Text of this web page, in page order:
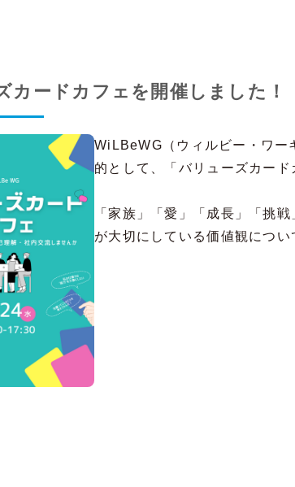
カードカフェを開催しました！
WiLBeWG（ウィルビー・ワー
的として、「バリューズカード
「家族」「愛」「成長」「挑
が大切にしている価値観につい